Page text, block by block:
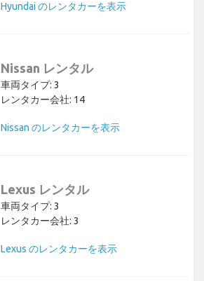
Hyundai のレンタカーを表示
Nissan レンタル
車両タイプ: 3
レンタカー会社: 14
Nissan のレンタカーを表示
Lexus レンタル
車両タイプ: 3
レンタカー会社: 3
Lexus のレンタカーを表示